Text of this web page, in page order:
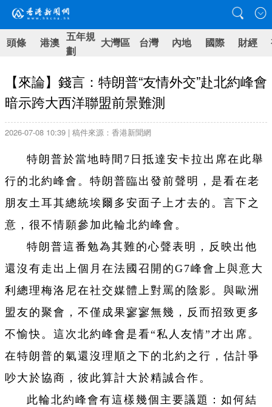
頭條 港澳 五年規
劃
大灣區 台灣 內地 國際 財經
【來論】錢言：特朗普“友情外交”赴北約峰會
暗示跨大西洋聯盟前景難測
2026-07-08 10:39 | 稿件來源：香港新聞網
特朗普於當地時間7日抵達安卡拉出席在此舉
行的北約峰會。特朗普臨出發前聲明，是看在老
朋友土耳其總統埃爾多安面子上才去的。言下之
意，很不情願參加此輪北約峰會。
特朗普這番勉為其難的心聲表明，反映出他
還沒有走出上個月在法國召開的G7峰會上與意大
利總理梅洛尼在社交媒體上對罵的陰影。與歐洲
盟友的聚會，不僅成果寥寥無幾，反而招致更多
不愉快。這次北約峰會是看“私人友情”才出席。
在特朗普的氣還沒理順之下的北約之行，估計爭
吵大於協商，彼此算計大於精誠合作。
此輪北約峰會有這樣幾個主要議題：如何結